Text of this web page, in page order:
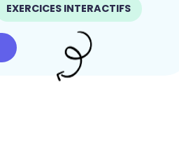
EXERCICES INTERACTIFS